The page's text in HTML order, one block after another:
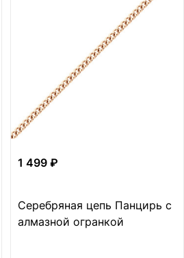
1 499 ₽
Серебряная цепь Панцирь с
алмазной огранкой